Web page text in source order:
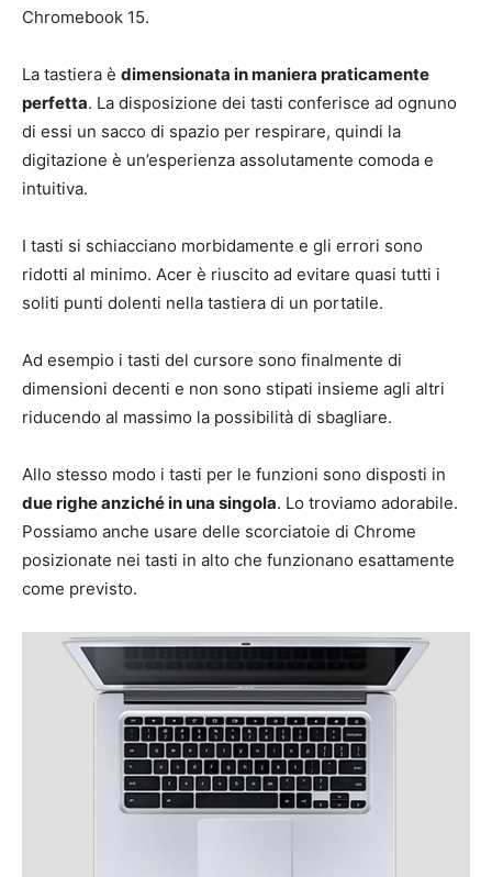
Chromebook 15.
La tastiera è dimensionata in maniera praticamente
perfetta. La disposizione dei tasti conferisce ad ognuno
di essi un sacco di spazio per respirare, quindi la
digitazione è un’esperienza assolutamente comoda e
intuitiva.
I tasti si schiacciano morbidamente e gli errori sono
ridotti al minimo. Acer è riuscito ad evitare quasi tutti i
soliti punti dolenti nella tastiera di un portatile.
Ad esempio i tasti del cursore sono finalmente di
dimensioni decenti e non sono stipati insieme agli altri
riducendo al massimo la possibilità di sbagliare.
Allo stesso modo i tasti per le funzioni sono disposti in
due righe anziché in una singola. Lo troviamo adorabile.
Possiamo anche usare delle scorciatoie di Chrome
posizionate nei tasti in alto che funzionano esattamente
come previsto.